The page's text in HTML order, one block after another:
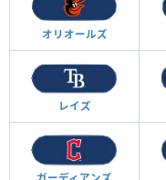
オリオールズ
レイズ